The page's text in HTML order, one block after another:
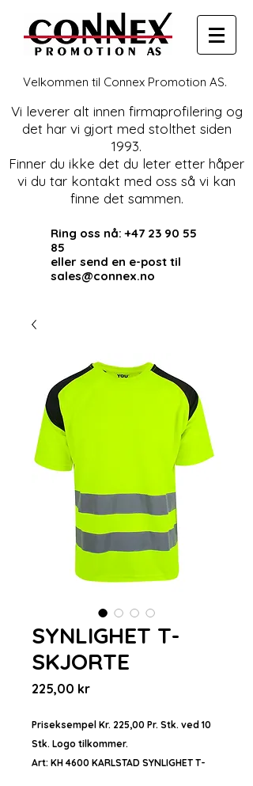
Velkommen til Connex Promotion AS.
Vi leverer alt innen firmaprofilering og
det har vi gjort med stolthet siden
1993.
Finner du ikke det du leter etter håper
vi du tar kontakt med oss så vi kan
finne det sammen.
Ring oss nå:+47 23 90 55
85
eller send en e-post til
sales@connex.no
SYNLIGHET T-
SKJORTE
225,00 krPris
Priseksempel Kr. 225,00 Pr. Stk. ved 10
Stk. Logo tilkommer.
Art: KH 4600 KARLSTAD SYNLIGHET T-